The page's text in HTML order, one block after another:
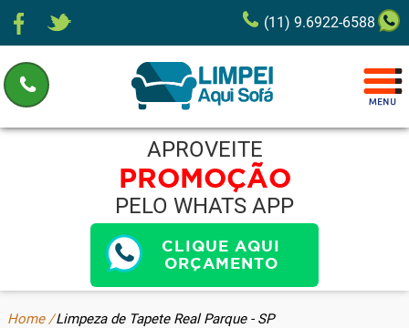
(11) 9.6922-6588
APROVEITE
PROMOÇÃO
PELO WHATS APP
CLIQUE AQUI
ORÇAMENTO
Home /Limpeza de Tapete Real Parque - SP